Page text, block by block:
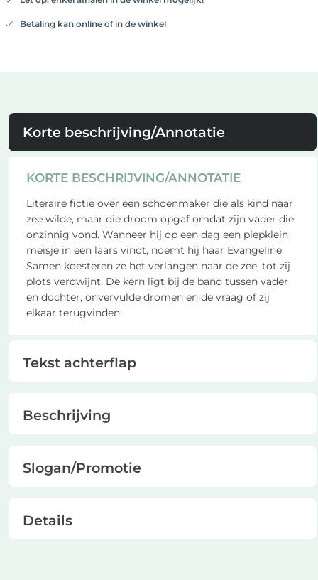
Betaling kan online of in de winkel
Korte beschrijving/Annotatie
KORTE BESCHRIJVING/ANNOTATIE
Literaire fictie over een schoenmaker die als kind naar
zee wilde, maar die droom opgaf omdat zijn vader die
onzinnig vond. Wanneer hij op een dag een piepklein
meisje in een laars vindt, noemt hij haar Evangeline.
Samen koesteren ze het verlangen naar de zee, tot zij
plots verdwijnt. De kern ligt bij de band tussen vader
en dochter, onvervulde dromen en de vraag of zij
elkaar terugvinden.
Tekst achterflap
Beschrijving
Slogan/Promotie
Details